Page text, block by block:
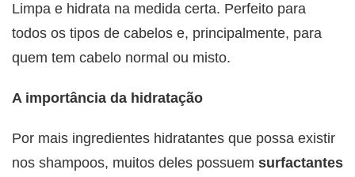
Limpa e hidrata na medida certa. Perfeito para
todos os tipos de cabelos e, principalmente, para
quem tem cabelo normal ou misto.
A importância da hidratação
Por mais ingredientes hidratantes que possa existir
nos shampoos, muitos deles possuem surfactantes